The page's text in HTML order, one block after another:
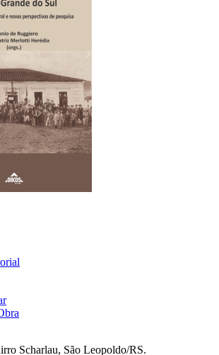
Scharlau, São Leopoldo/RS.